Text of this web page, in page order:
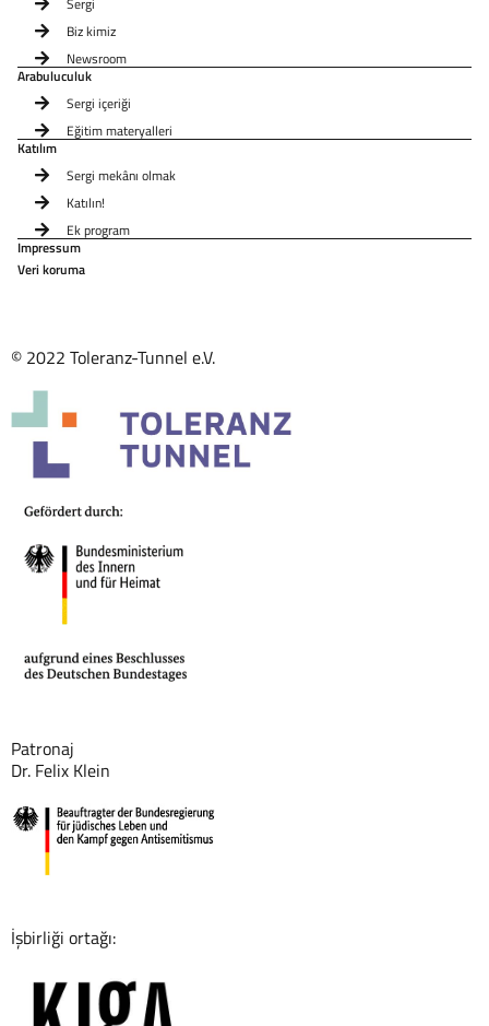
Biz kimiz
Newsroom
Arabuluculuk
Sergi içeriği
Eğitim materyalleri
Katılım
Sergi mekânı olmak
Katılın!
Ek program
Impressum
Veri koruma
© 2022 Toleranz-Tunnel e.V.
Patronaj
Dr. Felix Klein
İşbirliği ortağı: